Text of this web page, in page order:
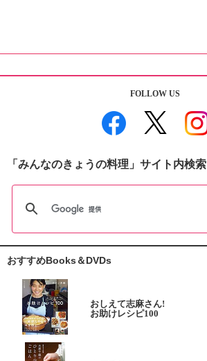
FOLLOW US
「みんなのきょうの料理」サイト内検索
おすすめBooks＆DVDs
おしえて志麻さん!
お助けレシピ100